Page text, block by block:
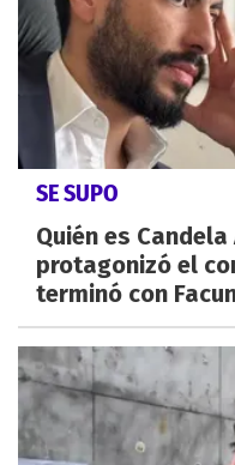
SE SUPO
Quién es
protagonizó el
terminó con